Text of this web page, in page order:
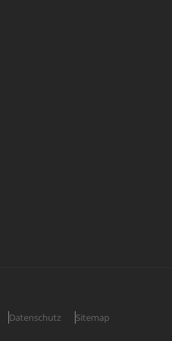
Datenschutz
Sitemap